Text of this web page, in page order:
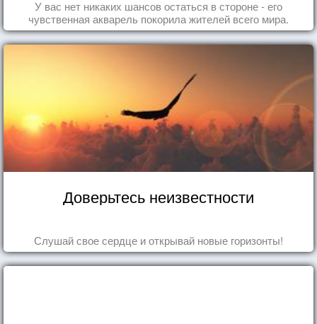
У вас нет никаких шансов остаться в стороне - его
чувственная акварель покорила жителей всего мира.
Доверьтесь неизвестности
Слушай свое сердце и открывай новые горизонты!